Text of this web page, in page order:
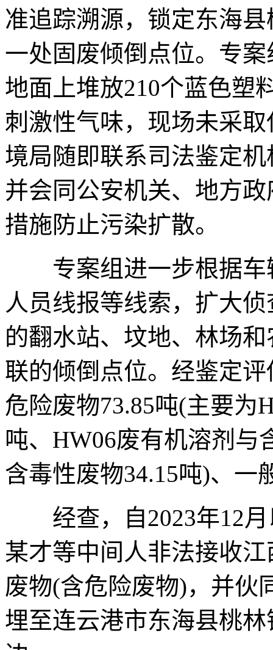
准追踪溯源，锁定东海
一处固废倾倒点位。专
地面上堆放210个蓝色塑
刺激性气味，现场未采
境局随即联系司法鉴定
并会同公安机关、地方
措施防止污染扩散。
专案组进一步根据车
人员线报等线索，扩大
的翻水站、坟地、林场
联的倾倒点位。经鉴定
危险废物73.85吨(主要为
吨、HW06废有机溶剂与
含毒性废物34.15吨)、一
经查，自2023年12月
某才等中间人非法接收
废物(含危险废物)，并伙
埋至连云港市东海县桃